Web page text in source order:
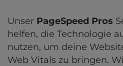
Unser PageSpeed Pros
helfen, die Technologie
nutzen, um deine
Web Vitals zu bringen.